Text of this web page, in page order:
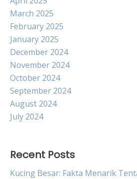
March 2025
February 2025
January 2025
December 2024
November 2024
October 2024
September 2024
August 2024
July 2024
Recent Posts
Kucing Besar: Fakta Menarik